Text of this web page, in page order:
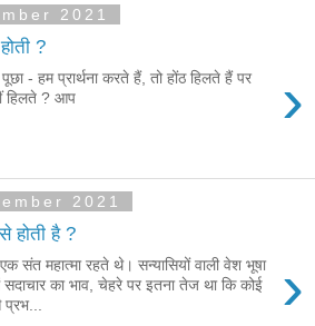
2021
?
›
- हम प्रार्थना करते हैं, तो होंठ हिलते हैं पर
हिलते ? आप
2021
होती है ?
›
संत महात्मा रहते थे। सन्यासियों वाली वेश भूषा
सदाचार का भाव, चेहरे पर इतना तेज था कि कोई
प्रभ...